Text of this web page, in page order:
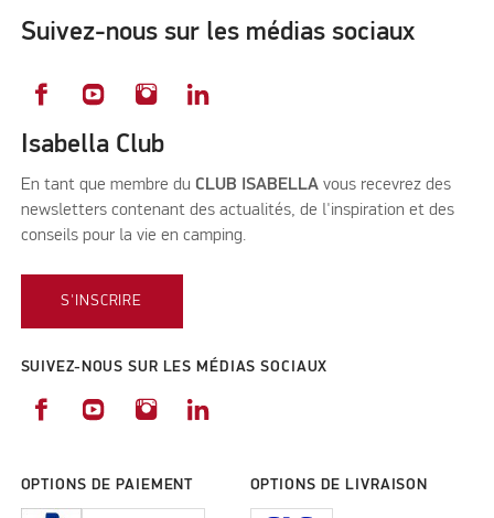
Suivez-nous sur les médias sociaux
Isabella Club
En tant que membre du CLUB ISABELLA vous recevrez des
newsletters contenant des actualités, de l'inspiration et des
conseils pour la vie en camping.
S'INSCRIRE
SUIVEZ-NOUS SUR LES MÉDIAS SOCIAUX
OPTIONS DE PAIEMENT OPTIONS DE LIVRAISON